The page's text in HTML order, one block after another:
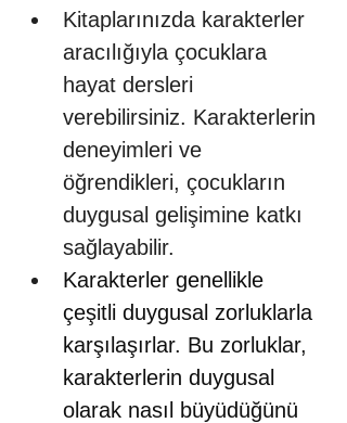
Kitaplarınızda karakterler
aracılığıyla çocuklara
hayat dersleri
verebilirsiniz. Karakterlerin
deneyimleri ve
öğrendikleri, çocukların
duygusal gelişimine katkı
sağlayabilir.
Karakterler genellikle
çeşitli duygusal zorluklarla
karşılaşırlar. Bu zorluklar,
karakterlerin duygusal
olarak nasıl büyüdüğünü